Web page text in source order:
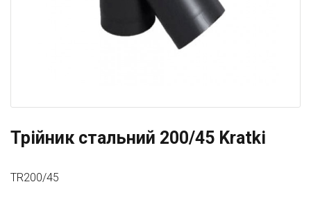
Трійник стальний 200/45 Kratki
TR200/45